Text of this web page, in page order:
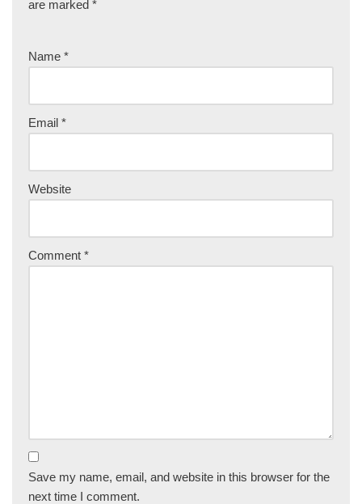
are marked *
Name *
Email *
Website
Comment *
Save my name, email, and website in this browser for the
next time I comment.